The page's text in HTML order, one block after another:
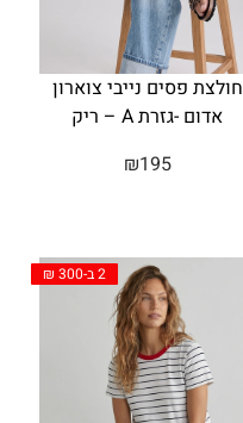
חולצת פסים נייבי צוארון
אדום -גזרת A – ריק
₪195
2 ב-300 ₪